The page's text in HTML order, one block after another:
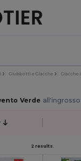
sull'app!
Giubbotti e Giacche Giacche
Verde
2 results.